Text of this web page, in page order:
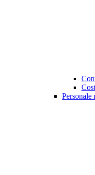
Personale